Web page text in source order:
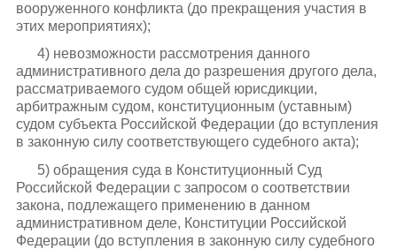
вооруженного конфликта (до прекращения участия в
этих мероприятиях);
4) невозможности рассмотрения данного
административного дела до разрешения другого дела,
рассматриваемого судом общей юрисдикции,
арбитражным судом, конституционным (уставным)
судом субъекта Российской Федерации (до вступления
в законную силу соответствующего судебного акта);
5) обращения суда в Конституционный Суд
Российской Федерации с запросом о соответствии
закона, подлежащего применению в данном
административном деле, Конституции Российской
Федерации (до вступления в законную силу судебного